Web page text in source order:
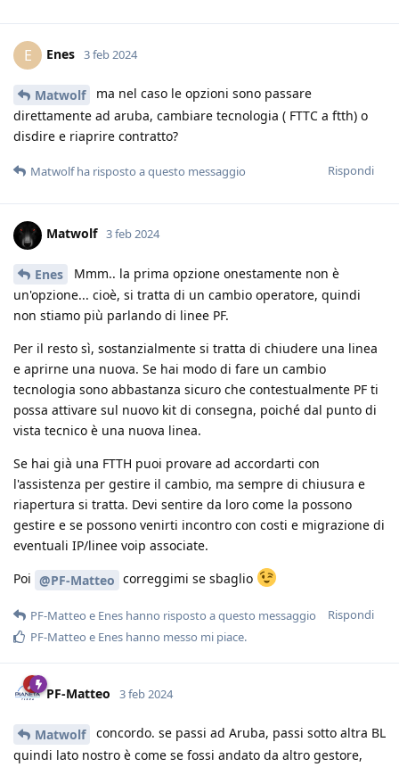
E Enes 3 feb 2024
Matwolf
ma nel caso le opzioni sono passare
direttamente ad aruba, cambiare tecnologia ( FTTC a ftth) o
disdire e riaprire contratto?
Rispondi
Matwolfha risposto a questo messaggio
Matwolf 3 feb 2024
Enes
Mmm.. la prima opzione onestamente non è
un'opzione... cioè, si tratta di un cambio operatore, quindi
non stiamo più parlando di linee PF.
Per il resto sì, sostanzialmente si tratta di chiudere una linea
e aprirne una nuova. Se hai modo di fare un cambio
tecnologia sono abbastanza sicuro che contestualmente PF ti
possa attivare sul nuovo kit di consegna, poiché dal punto di
vista tecnico è una nuova linea.
Se hai già una FTTH puoi provare ad accordarti con
l'assistenza per gestire il cambio, ma sempre di chiusura e
riapertura si tratta. Devi sentire da loro come la possono
gestire e se possono venirti incontro con costi e migrazione di
eventuali IP/linee voip associate.
Poi @PF-Matteo correggimi se sbaglio
Rispondi
PF-Matteo e Enes hanno risposto a questo messaggio
PF-Matteo e Enes hanno messo mi piace.
PF-Matteo 3 feb 2024
Matwolf
concordo. se passi ad Aruba, passi sotto altra BL
quindi lato nostro è come se fossi andato da altro gestore,